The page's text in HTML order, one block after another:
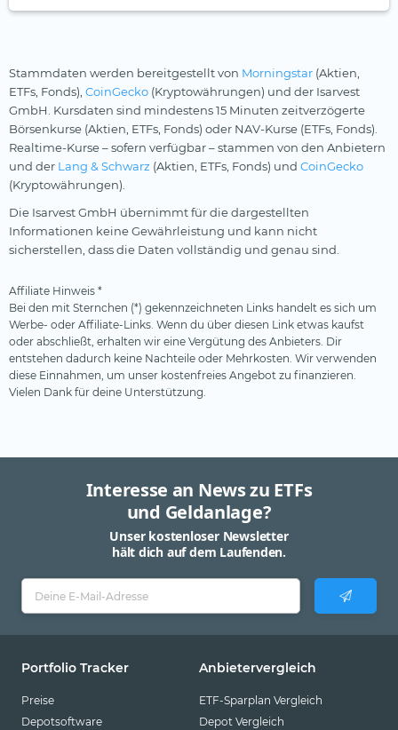
Stammdaten werden bereitgestellt von Morningstar (Aktien,
ETFs, Fonds), CoinGecko (Kryptowährungen) und der Isarvest
GmbH. Kursdaten sind mindestens 15 Minuten zeitverzögerte
Börsenkurse (Aktien, ETFs, Fonds) oder NAV-Kurse (ETFs, Fonds).
Realtime-Kurse – sofern verfügbar – stammen von den Anbietern
und der Lang & Schwarz (Aktien, ETFs, Fonds) und CoinGecko
(Kryptowährungen).
Die Isarvest GmbH übernimmt für die dargestellten
Informationen keine Gewährleistung und kann nicht
sicherstellen, dass die Daten vollständig und genau sind.
Affiliate Hinweis *
Bei den mit Sternchen (*) gekennzeichneten Links handelt es sich um
Werbe- oder Affiliate-Links. Wenn du über diesen Link etwas kaufst
oder abschließt, erhalten wir eine Vergütung des Anbieters. Dir
entstehen dadurch keine Nachteile oder Mehrkosten. Wir verwenden
diese Einnahmen, um unser kostenfreies Angebot zu finanzieren.
Vielen Dank für deine Unterstützung.
Interesse an News zu ETFs
und Geldanlage?
Unser kostenloser Newsletter
hält dich auf dem Laufenden.
Portfolio Tracker
Preise
Depotsoftware
Anbietervergleich
ETF-Sparplan Vergleich
Depot Vergleich